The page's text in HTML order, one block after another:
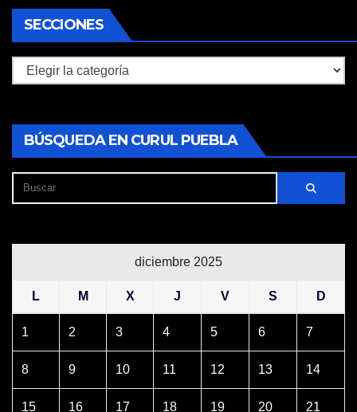
SECCIONES
Secciones
BÚSQUEDA EN CURUL PUEBLA
diciembre 2025
L M X J V S D
1 2 3 4 5 6 7
8 9 10 11 12 13 14
15 16 17 18 19 20 21